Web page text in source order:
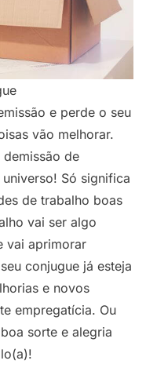
e perde o seu
vão melhorar.
de
Só significa
de trabalho boas
vai ser algo
vai aprimorar
conjugue já esteja
e novos
empregatícia. Ou
sorte e alegria